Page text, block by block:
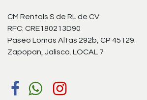
CM Rentals S de RL de CV
RFC: CRE180213D90
Paseo Lomas Altas 292b, CP 45129.
Zapopan, Jalisco. LOCAL 7